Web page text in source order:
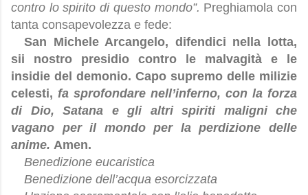
contro lo spirito di questo mondo”. Preghiamola con
tanta consapevolezza e fede:
San Michele Arcangelo, difendici nella lotta,
sii nostro presidio contro le malvagità e le
insidie del demonio. Capo supremo delle milizie
celesti, fa sprofondare nell’inferno, con la forza
di Dio, Satana e gli altri spiriti maligni che
vagano per il mondo per la perdizione delle
anime. Amen.
Benedizione eucaristica
Benedizione dell’acqua esorcizzata